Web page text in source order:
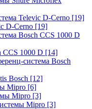
Televic D-Cerno [19]
D-Cerno [19]
Bosch CCS 1000 D
CCS 1000 D [14]
система Bosch
Bosch [12]
Mipro [6]
Mipro [3]
Mipro [3]